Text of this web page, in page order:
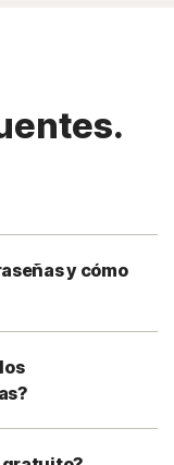
y cómo